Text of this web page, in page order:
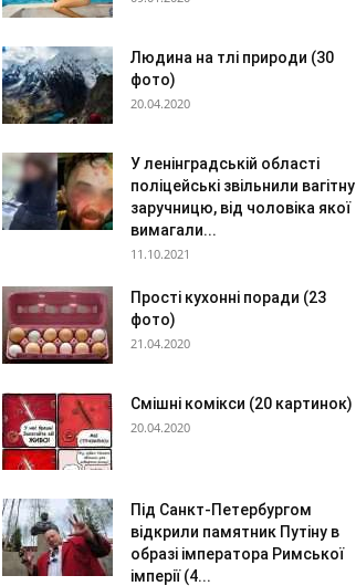
Людина на тлі природи (30
фото)
20.04.2020
У ленінградській області
поліцейські звільнили вагітну
заручницю, від чоловіка якої
вимагали...
11.10.2021
Прості кухонні поради (23
фото)
21.04.2020
Смішні комікси (20 картинок)
20.04.2020
Під Санкт-Петербургом
відкрили памятник Путіну в
образі імператора Римської
імперії (4...